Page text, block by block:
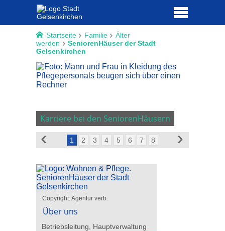
Startseite Familie
Älter
werden
SeniorenHäuser der Stadt
Gelsenkirchen
Karriere bei den SeniorenHäusern
1 2 3 4 5 6 7 8
Copyright: Agentur verb.
Über uns
Betriebsleitung, Hauptverwaltung